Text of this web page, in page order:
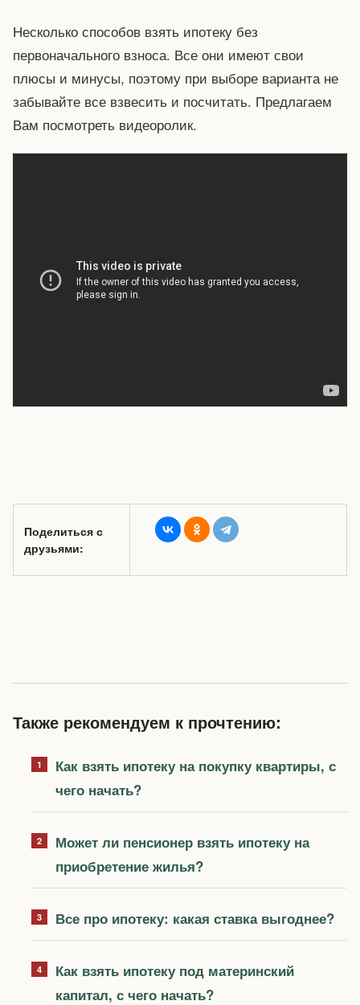
Несколько способов взять ипотеку без
первоначального взноса. Все они имеют свои
плюсы и минусы, поэтому при выборе варианта не
забывайте все взвесить и посчитать. Предлагаем
Вам посмотреть видеоролик.
Поделиться с
друзьями:
Также рекомендуем к прочтению:
Как взять ипотеку на покупку квартиры, с
чего начать?
Может ли пенсионер взять ипотеку на
приобретение жилья?
Все про ипотеку: какая ставка выгоднее?
Как взять ипотеку под материнский
капитал, с чего начать?